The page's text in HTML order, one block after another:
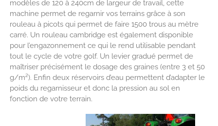
modèles de 120 à 240cm de largeur de travail, cette
machine permet de regarnir vos terrains grâce à son
rouleau à picots qui permet de faire 1500 trous au mètre
carré. Un rouleau cambridge est également disponible
pour l’engazonnement ce qui le rend utilisable pendant
tout le cycle de votre golf. Un levier gradué permet de
maîtriser précisément le dosage des graines (entre 3 et 50
g/m²). Enfin deux réservoirs d’eau permettent d’adapter le
poids du regarnisseur et donc la pression au sol en
fonction de votre terrain.